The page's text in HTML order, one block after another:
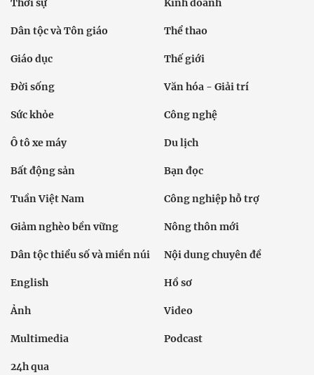
Thời sự Kinh doanh
Dân tộc và Tôn giáo Thể thao
Giáo dục Thế giới
Đời sống Văn hóa - Giải trí
Sức khỏe Công nghệ
Ô tô xe máy Du lịch
Bất động sản Bạn đọc
Tuần Việt Nam Công nghiệp hỗ trợ
Giảm nghèo bền vững Nông thôn mới
Dân tộc thiểu số và miền núi Nội dung chuyên đề
English Hồ sơ
Ảnh Video
Multimedia Podcast
24h qua